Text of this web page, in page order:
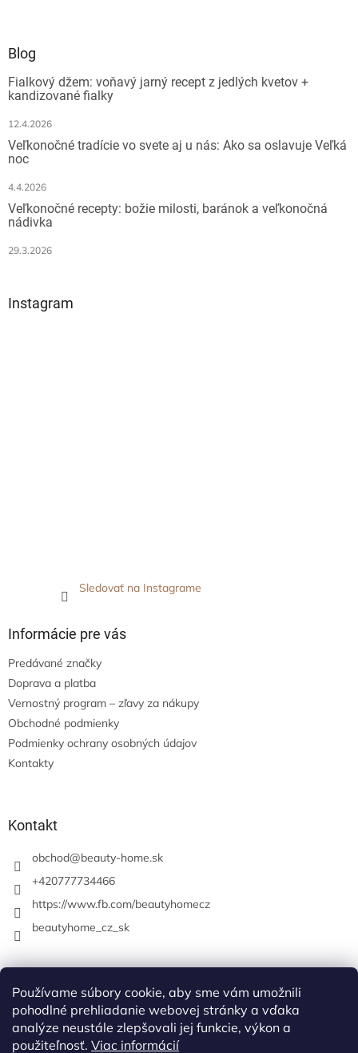
Používame súbory cookie, aby sme vám umožnili
pohodlné prehliadanie webovej stránky a vďaka
analýze neustále zlepšovali jej funkcie, výkon a
použiteľnosť. Viac informácií
Blog
Fialkový džem: voňavý jarný recept z jedlých kvetov +
kandizované fialky
12.4.2026
Veľkonočné tradície vo svete aj u nás: Ako sa oslavuje Veľká
noc
4.4.2026
Veľkonočné recepty: božie milosti, baránok a veľkonočná
nádivka
29.3.2026
Instagram
Sledovať na Instagrame
Informácie pre vás
Predávané značky
Doprava a platba
Vernostný program – zľavy za nákupy
Obchodné podmienky
Podmienky ochrany osobných údajov
Kontakty
Kontakt
obchod@beauty-home.sk
+420777734466
https://www.fb.com/beautyhomecz
beautyhome_cz_sk